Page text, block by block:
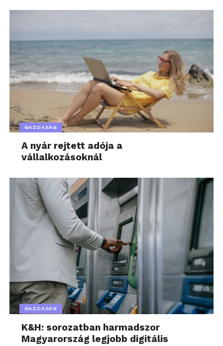
GAZDASÁG
A nyár rejtett adója a
vállalkozásoknál
GAZDASÁG
K&H: sorozatban harmadszor
Magyarország legjobb digitális